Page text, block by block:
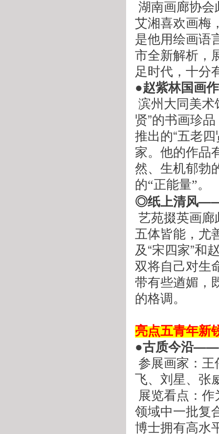
艾湘喜欢画梅
是他用绘画语
市全新解析，
足时代，十分
●赵紫林国画
贤”的书画珍
推出的“五老
家。他的作品
然、生机郁勃
的“正能量”。
◎纸上清风——
五体皆能，尤
及“宋四家”和
双将自己对生
带有些遒媚，
的格调。
亮点五青年新
●古质今沿——
飞、刘星、张
展览看点：
领域中一批复
博士拥有高水